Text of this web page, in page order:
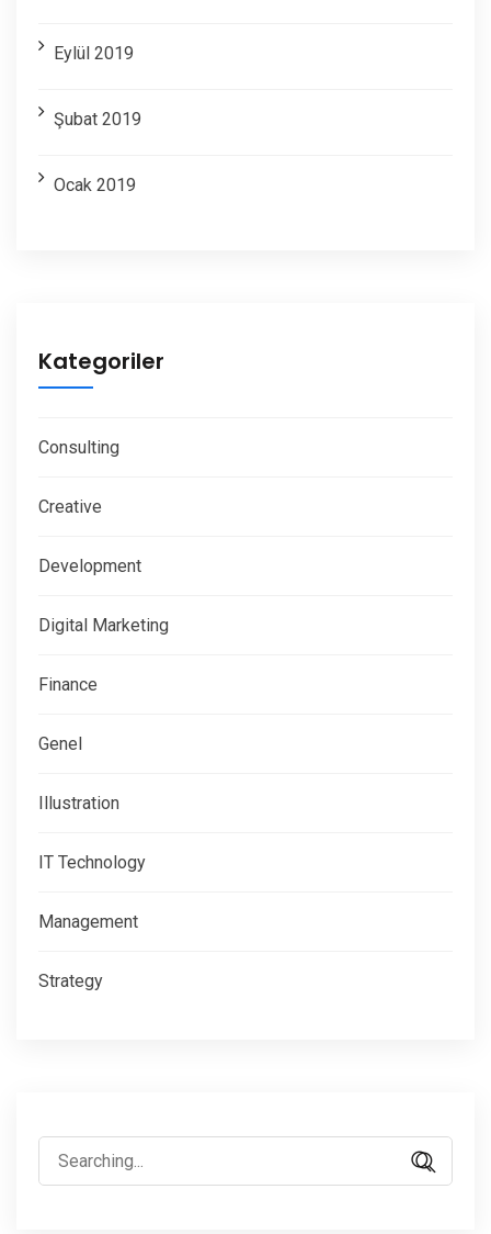
Eylül 2019
Şubat 2019
Ocak 2019
Kategoriler
Consulting
Creative
Development
Digital Marketing
Finance
Genel
Illustration
IT Technology
Management
Strategy
Search
for: